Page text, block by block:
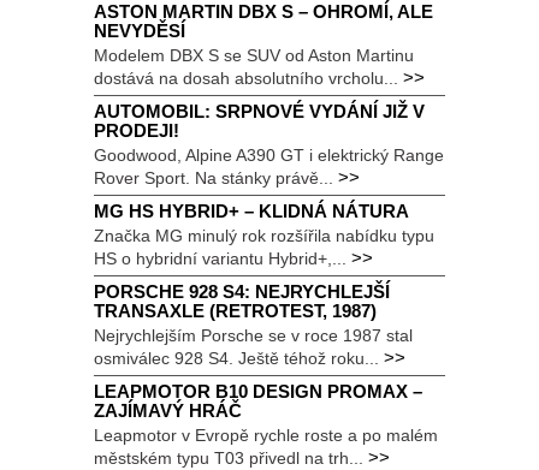
ASTON MARTIN DBX S – OHROMÍ, ALE
NEVYDĚSÍ
Modelem DBX S se SUV od Aston Martinu
dostává na dosah absolutního vrcholu... >>
AUTOMOBIL: SRPNOVÉ VYDÁNÍ JIŽ V
PRODEJI!
Goodwood, Alpine A390 GT i elektrický Range
Rover Sport. Na stánky právě... >>
MG HS HYBRID+ – KLIDNÁ NÁTURA
Značka MG minulý rok rozšířila nabídku typu
HS o hybridní variantu Hybrid+,... >>
PORSCHE 928 S4: NEJRYCHLEJŠÍ
TRANSAXLE (RETROTEST, 1987)
Nejrychlejším Porsche se v roce 1987 stal
osmiválec 928 S4. Ještě téhož roku... >>
LEAPMOTOR B10 DESIGN PROMAX –
ZAJÍMAVÝ HRÁČ
Leapmotor v Evropě rychle roste a po malém
městském typu T03 přivedl na trh... >>